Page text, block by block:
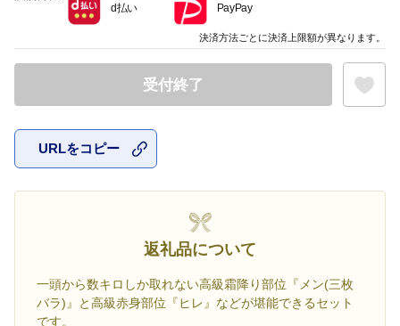
受付終了
URLをコピー
返礼品について
一頭から数キロしか取れない高級霜降り部位『メン(三枚
バラ)』と高級赤身部位『ヒレ』などが堪能できるセット
です。
d払い PayPay
決済方法ごとに決済上限額が異なります。